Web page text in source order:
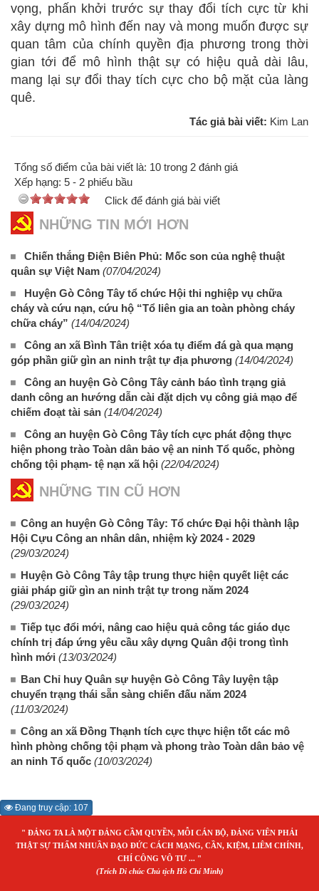
vọng, phấn khởi trước sự thay đổi tích cực từ khi
xây dựng mô hình đến nay và mong muốn được sự
quan tâm của chính quyền địa phương trong thời
gian tới để mô hình thật sự có hiệu quả dài lâu,
mang lại sự đổi thay tích cực cho bộ mặt của làng
quê.
Tác giả bài viết: Kim Lan
Tổng số điểm của bài viết là: 10 trong 2 đánh giá
Xếp hạng: 5 - 2 phiếu bầu
Click để đánh giá bài viết
NHỮNG TIN MỚI HƠN
Chiến thắng Điện Biên Phủ: Mốc son của nghệ thuật
quân sự Việt Nam (07/04/2024)
Huyện Gò Công Tây tổ chức Hội thi nghiệp vụ chữa
cháy và cứu nạn, cứu hộ “Tổ liên gia an toàn phòng cháy
chữa cháy” (14/04/2024)
Công an xã Bình Tân triệt xóa tụ điểm đá gà qua mạng
góp phần giữ gìn an ninh trật tự địa phương (14/04/2024)
Công an huyện Gò Công Tây cảnh báo tình trạng giả
danh công an hướng dẫn cài đặt dịch vụ công giả mạo để
chiếm đoạt tài sản (14/04/2024)
Công an huyện Gò Công Tây tích cực phát động thực
hiện phong trào Toàn dân bảo vệ an ninh Tổ quốc, phòng
chống tội phạm- tệ nạn xã hội (22/04/2024)
NHỮNG TIN CŨ HƠN
Công an huyện Gò Công Tây: Tổ chức Đại hội thành lập
Hội Cựu Công an nhân dân, nhiệm kỳ 2024 - 2029
(29/03/2024)
Huyện Gò Công Tây tập trung thực hiện quyết liệt các
giải pháp giữ gìn an ninh trật tự trong năm 2024
(29/03/2024)
Tiếp tục đổi mới, nâng cao hiệu quả công tác giáo dục
chính trị đáp ứng yêu cầu xây dựng Quân đội trong tình
hình mới (13/03/2024)
Ban Chỉ huy Quân sự huyện Gò Công Tây luyện tập
chuyển trạng thái sẵn sàng chiến đấu năm 2024
(11/03/2024)
Công an xã Đồng Thạnh tích cực thực hiện tốt các mô
hình phòng chống tội phạm và phong trào Toàn dân bảo vệ
an ninh Tổ quốc (10/03/2024)
Đang truy cập: 107
" ĐẢNG TA LÀ MỘT ĐẢNG CẦM QUYỀN, MỖI CÁN BỘ, ĐẢNG VIÊN PHẢI
THẬT SỰ THẤM NHUẦN ĐẠO ĐỨC CÁCH MẠNG, CẦN, KIỆM, LIÊM CHÍNH,
CHÍ CÔNG VÔ TƯ ... "
(Trích Di chúc Chủ tịch Hồ Chí Minh)